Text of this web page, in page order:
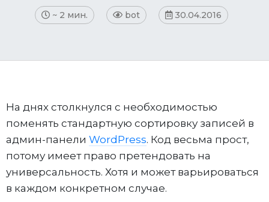
~ 2 мин. bot 30.04.2016
На днях столкнулся с необходимостью
поменять стандартную сортировку записей в
админ-панели WordPress. Код весьма прост,
потому имеет право претендовать на
универсальность. Хотя и может варьироваться
в каждом конкретном случае.